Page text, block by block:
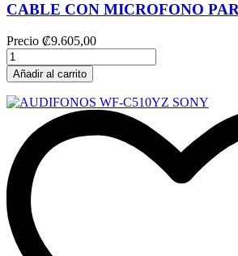
CABLE CON MICROFONO
Precio ₡9.605,00
Añadir al carrito